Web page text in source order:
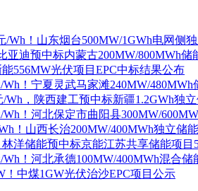
/Wh！山东烟台500MW/1GWh电网侧
亚迪预中标内蒙古200MW/800MWh储
能556MW光伏项目EPC中标结果公布
/Wh！宁夏灵武马家滩240MW/
/Wh，陕西建工预中标新疆1.2GWh独
/Wh！河北保定市曲阳县300MW/
！山西长治200MW/400MWh独立储
林洋储能预中标京能江苏共享储能项目
/Wh！河北承德100MW/400MWh混合
！中煤1GW光伏治沙EPC项目公示